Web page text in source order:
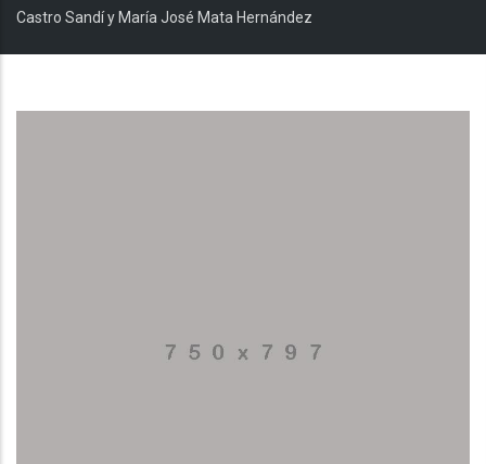
Castro Sandí y María José Mata Hernández